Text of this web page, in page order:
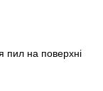
пил на поверхні